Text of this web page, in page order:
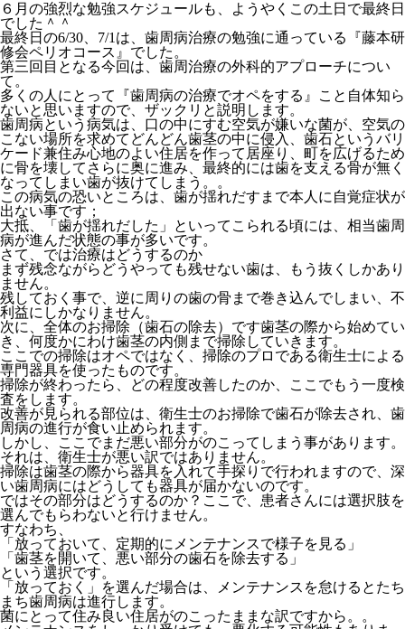
６月の強烈な勉強スケジュールも、ようやくこの土日で最終日
でした＾＾
最終日の6/30、7/1は、歯周病治療の勉強に通っている『藤本研
修会ペリオコース』でした。
第三回目となる今回は、歯周治療の外科的アプローチについ
て。
多くの人にとって『歯周病の治療でオペをする』こと自体知ら
ないと思いますので、ザックリと説明します。
歯周病という病気は、口の中にすむ空気が嫌いな菌が、空気の
こない場所を求めてどんどん歯茎の中に侵入、歯石というバリ
ケード兼住み心地のよい住居を作って居座り、町を広げるため
に骨を壊してさらに奥に進み、最終的には歯を支える骨が無く
なってしまい歯が抜けてしまう。。
この病気の恐いところは、歯が揺れだすまで本人に自覚症状が
出ない事です；
大抵、「歯が揺れだした」といってこられる頃には、相当歯周
病が進んだ状態の事が多いです。
さて、では治療はどうするのか
まず残念ながらどうやっても残せない歯は、もう抜くしかあり
ません。
残しておく事で、逆に周りの歯の骨まで巻き込んでしまい、不
利益にしかなりません。
次に、全体のお掃除（歯石の除去）です歯茎の際から始めてい
き、何度かにわけ歯茎の内側まで掃除していきます。
ここでの掃除はオペではなく、掃除のプロである衛生士による
専門器具を使ったものです。
掃除が終わったら、どの程度改善したのか、ここでもう一度検
査をします。
改善が見られる部位は、衛生士のお掃除で歯石が除去され、歯
周病の進行が食い止められます。
しかし、ここでまだ悪い部分がのこってしまう事があります。
それは、衛生士が悪い訳ではありません。
掃除は歯茎の際から器具を入れて手探りで行われますので、深
い歯周病にはどうしても器具が届かないのです。
ではその部分はどうするのか？ここで、患者さんには選択肢を
選んでもらわないと行けません。
すなわち、
「放っておいて、定期的にメンテナンスで様子を見る」
「歯茎を開いて、悪い部分の歯石を除去する」
という選択です。
「放っておく」を選んだ場合は、メンテナンスを怠けるとたち
まち歯周病は進行します。
菌にとって住み良い住居がのこったままな訳ですから。。